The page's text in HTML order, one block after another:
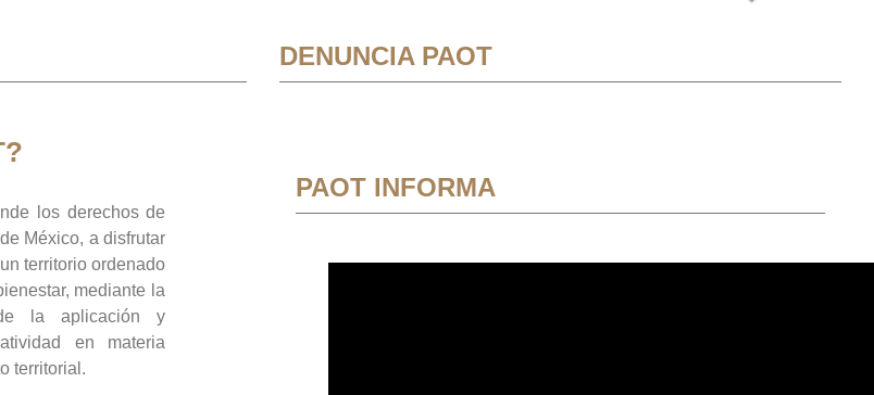
los derechos de
México, a disfrutar
territorio ordenado
mediante la
la aplicación y
en materia
territorial.
DENUNCIA PAOT
PAOT INFORMA